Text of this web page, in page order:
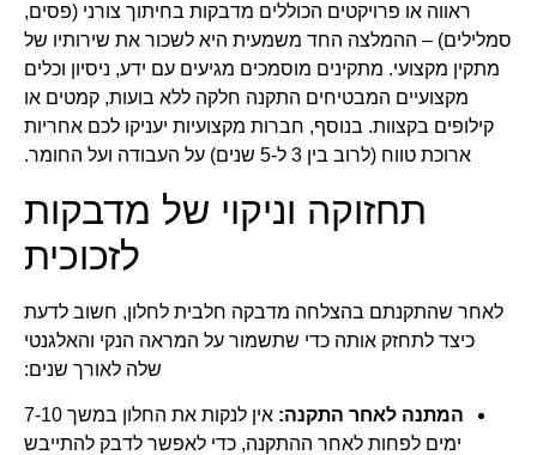
ראווה או פרויקטים הכוללים מדבקות בחיתוך צורני (פסים,
סמלילים) – ההמלצה החד משמעית היא לשכור את שירותיו של
מתקין מקצועי. מתקינים מוסמכים מגיעים עם ידע, ניסיון וכלים
מקצועיים המבטיחים התקנה חלקה ללא בועות, קמטים או
קילופים בקצוות. בנוסף, חברות מקצועיות יעניקו לכם אחריות
ארוכת טווח (לרוב בין 3 ל-5 שנים) על העבודה ועל החומר.
תחזוקה וניקוי של מדבקות
לזכוכית
לאחר שהתקנתם בהצלחה מדבקה חלבית לחלון, חשוב לדעת
כיצד לתחזק אותה כדי שתשמור על המראה הנקי והאלגנטי
שלה לאורך שנים:
המתנה לאחר התקנה:
אין לנקות את החלון במשך 7-10
ימים לפחות לאחר ההתקנה, כדי לאפשר לדבק להתייבש